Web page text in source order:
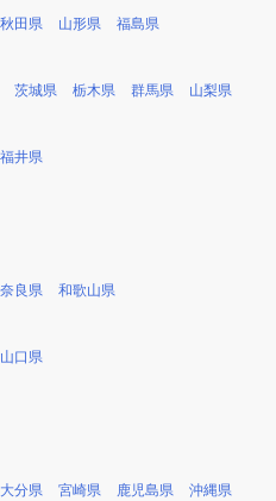
秋田県 山形県 福島県
茨城県 栃木県 群馬県 山梨県
福井県
奈良県 和歌山県
山口県
大分県 宮崎県 鹿児島県 沖縄県